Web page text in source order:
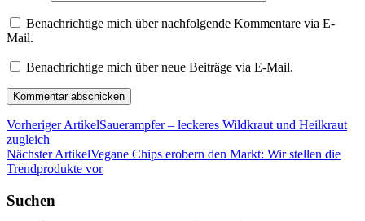
Benachrichtige mich über nachfolgende Kommentare via E-
Mail.
Benachrichtige mich über neue Beiträge via E-Mail.
Vorheriger ArtikelSauerampfer – leckeres Wildkraut und Heilkraut
zugleich
Nächster ArtikelVegane Chips erobern den Markt: Wir stellen die
Trendprodukte vor
Suchen